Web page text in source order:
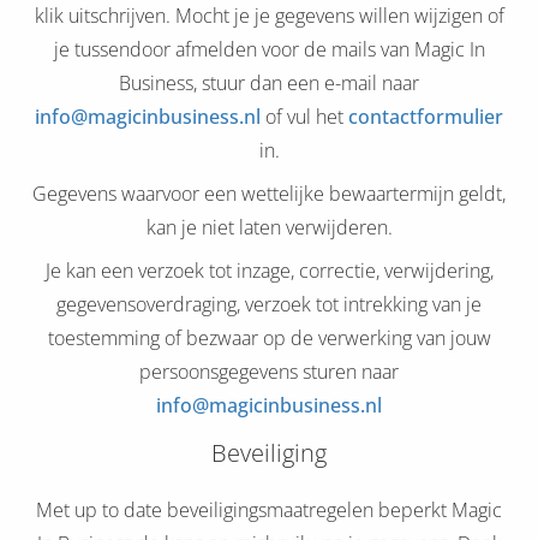
klik uitschrijven. Mocht je je gegevens willen wijzigen of
je tussendoor afmelden voor de mails van Magic In
Business, stuur dan een e-mail naar
info@magicinbusiness.nl of vul hetcontactformulier
in.
Gegevens waarvoor een wettelijke bewaartermijn geldt,
kan je niet laten verwijderen.
Je kan een verzoek tot inzage, correctie, verwijdering,
gegevensoverdraging, verzoek tot intrekking van je
toestemming of bezwaar op de verwerking van jouw
persoonsgegevens sturen naar
info@magicinbusiness.nl
Beveiliging
Met up to date beveiligingsmaatregelen beperkt Magic